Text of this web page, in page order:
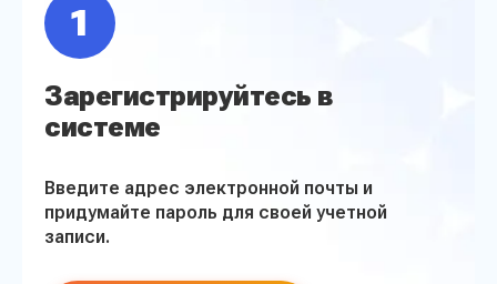
1
Зарегистрируйтесь в
системе
Введите адрес электронной почты и
придумайте пароль для своей учетной
записи.